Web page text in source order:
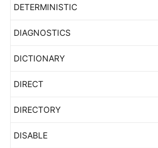
DETERMINISTIC
DIAGNOSTICS
DICTIONARY
DIRECT
DIRECTORY
DISABLE